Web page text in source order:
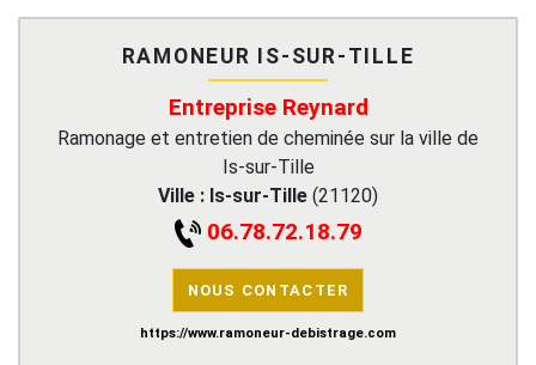
RAMONEUR IS-SUR-TILLE
Entreprise Reynard
Ramonage et entretien de cheminée sur la ville de
Is-sur-Tille
Ville : Is-sur-Tille (21120)
06.78.72.18.79
NOUS CONTACTER
https://www.ramoneur-debistrage.com